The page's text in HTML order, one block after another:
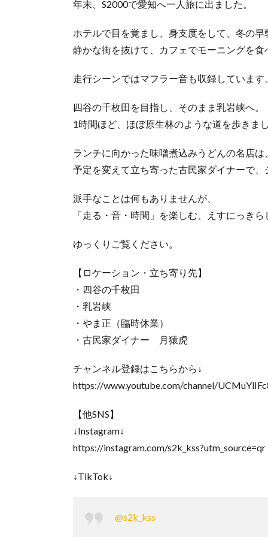
年末、S2000で愛知へ一人旅に出ました。
ホテルで目を覚まし、身支度をして、冬の
静かな街を抜けて、カフェでモーニングを
走行シーンではマフラー音も収録しています
四谷の千枚田を目指し、そのまま乳岩峡へ。
1時間ほど、ほぼ原生林のような道を歩きま
ランチに向かった味噌煮込みうどんの名店
予定を変えて立ち寄った古民家ダイナーで
派手なことは何もありませんが、
「走る・音・時間」を楽しむ、えすにっき
ゆっくりご覧ください。
【ロケーション・立ち寄り先】
・四谷の千枚田
・乳岩峡
・やま正（臨時休業）
・古民家ダイナー 月猿虎
チャンネル登録はこちらから↓
https://www.youtube.com/channel/
【他SNS】
↓Instagram↓
https://instagram.com/s2k_kss?utm_source=qr
↓TikTok↓
@s2k_kss